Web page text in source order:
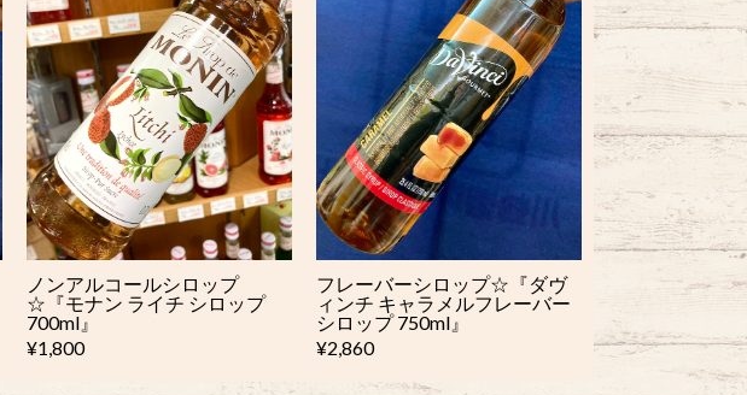
ノンアルコールシロップ
☆『モナン ライチ シロップ
700ml』
¥1,800
フレーバーシロップ☆『ダヴ
ィンチ キャラメルフレーバー
シロップ 750ml』
¥2,860